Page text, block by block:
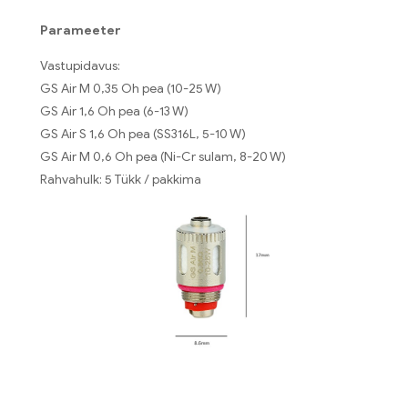
Parameeter
Vastupidavus:
GS Air M 0,35 Oh pea (10-25 W)
GS Air 1,6 Oh pea (6-13 W)
GS Air S 1,6 Oh pea (SS316L, 5-10 W)
GS Air M 0,6 Oh pea (Ni-Cr sulam, 8-20 W)
Rahvahulk: 5 Tükk / pakkima